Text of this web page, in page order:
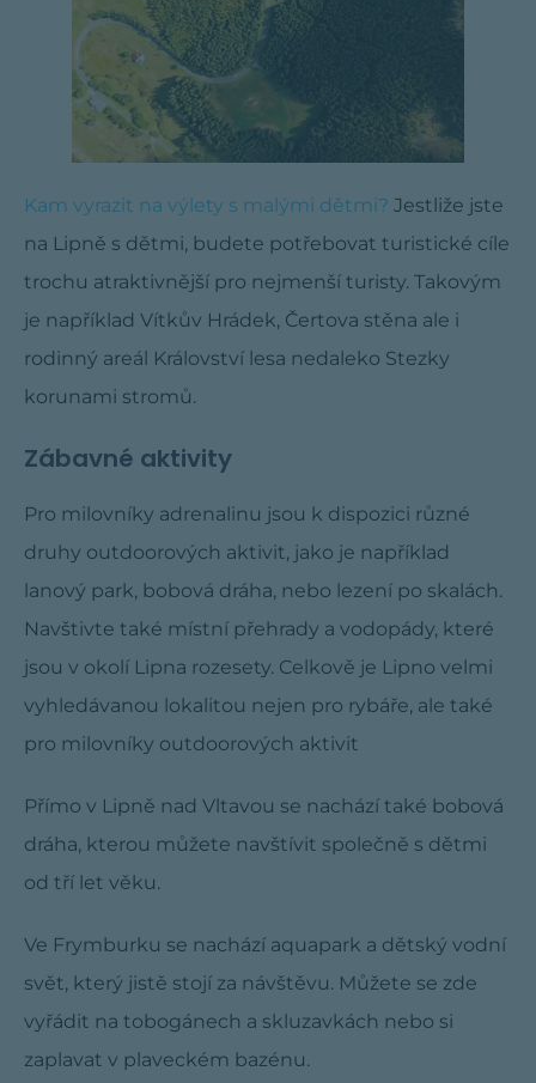
Kam vyrazit na výlety s malými dětmi? Jestliže jste
na Lipně s dětmi, budete potřebovat turistické cíle
trochu atraktivnější pro nejmenší turisty. Takovým
je například Vítkův Hrádek, Čertova stěna ale i
rodinný areál Království lesa nedaleko Stezky
korunami stromů.
Zábavné aktivity
Pro milovníky adrenalinu jsou k dispozici různé
druhy outdoorových aktivit, jako je například
lanový park, bobová dráha, nebo lezení po skalách.
Navštivte také místní přehrady a vodopády, které
jsou v okolí Lipna rozesety. Celkově je Lipno velmi
vyhledávanou lokalitou nejen pro rybáře, ale také
pro milovníky outdoorových aktivit
Přímo v Lipně nad Vltavou se nachází také bobová
dráha, kterou můžete navštívit společně s dětmi
od tří let věku.
Ve Frymburku se nachází aquapark a dětský vodní
svět, který jistě stojí za návštěvu. Můžete se zde
vyřádit na tobogánech a skluzavkách nebo si
zaplavat v plaveckém bazénu.